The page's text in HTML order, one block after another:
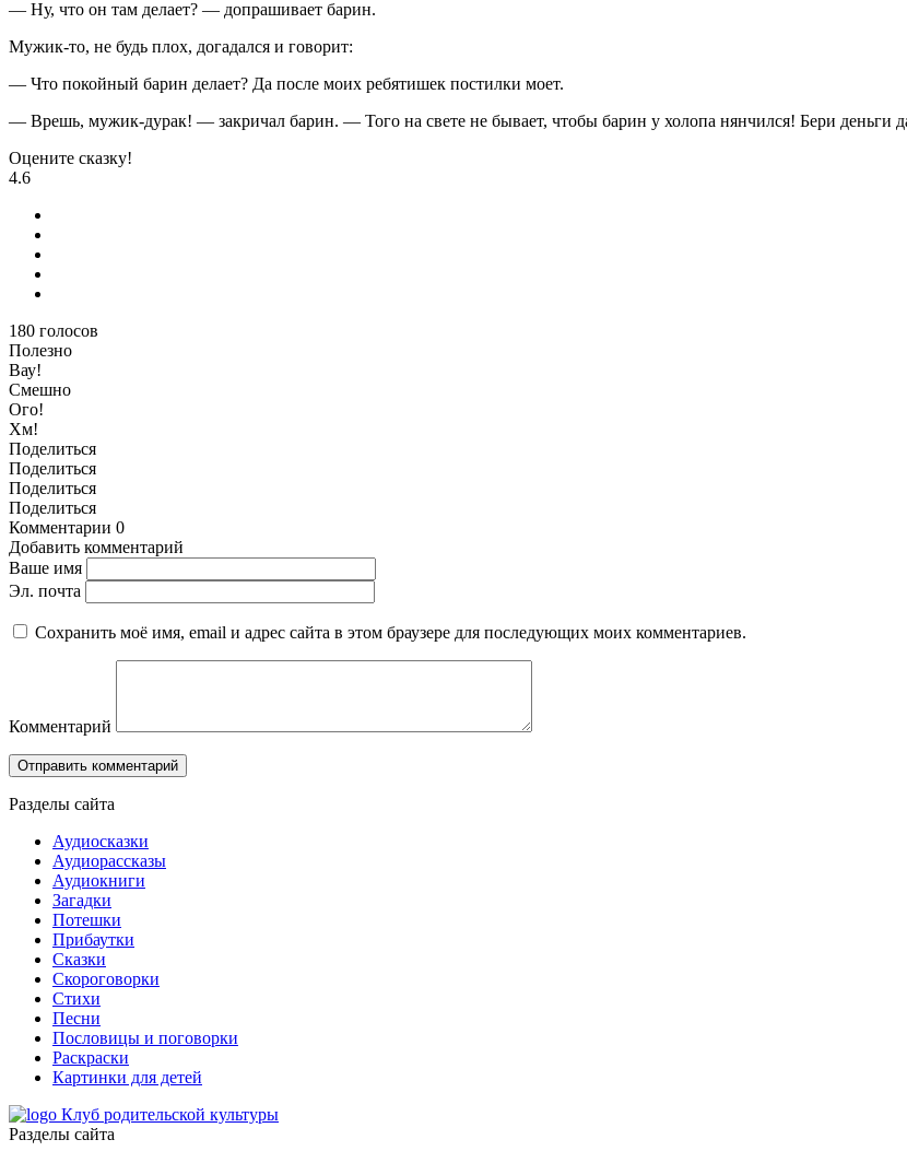
— Ну, что он там делает? — допрашивает барин.
Мужик-то, не будь плох, догадался и говорит:
— Что покойный барин делает? Да после моих ребятишек постилки моет.
— Врешь, мужик-дурак! — закричал барин. — Того на свете не бывает, чтобы барин у холопа нянчился! Бери деньги
Оцените сказку!
4.6
180 голосов
Полезно
Вау!
Смешно
Ого!
Хм!
Поделиться
Поделиться
Поделиться
Поделиться
Комментарии 0
Добавить комментарий
Ваше имя
Эл. почта
Сохранить моё имя, email и адрес сайта в этом браузере для последующих моих комментариев.
Комментарий
Разделы сайта
Аудиосказки
Аудиорассказы
Аудиокниги
Загадки
Потешки
Прибаутки
Сказки
Скороговорки
Стихи
Песни
Пословицы и поговорки
Раскраски
Картинки для детей
Клуб родительской культуры
Разделы сайта